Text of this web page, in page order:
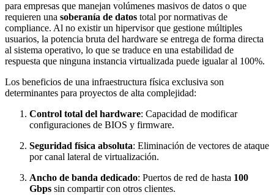
para empresas que manejan volúmenes masivos de datos o que
requieren una soberanía de datos total por normativas de
compliance. Al no existir un hipervisor que gestione múltiples
usuarios, la potencia bruta del hardware se entrega de forma directa
al sistema operativo, lo que se traduce en una estabilidad de
respuesta que ninguna instancia virtualizada puede igualar al 100%.
Los beneficios de una infraestructura física exclusiva son
determinantes para proyectos de alta complejidad:
Control total del hardware: Capacidad de modificar
configuraciones de BIOS y firmware.
Seguridad física absoluta: Eliminación de vectores de ataque
por canal lateral de virtualización.
Ancho de banda dedicado: Puertos de red de hasta 100
Gbps sin compartir con otros clientes.